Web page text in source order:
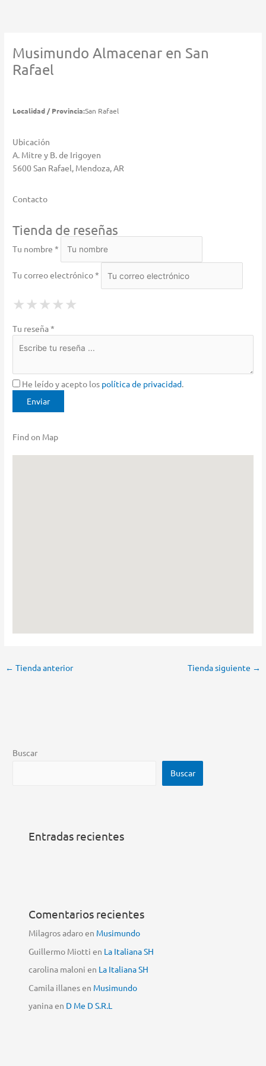
MusimundoAlmacenar en San
Rafael
Localidad / Provincia:San Rafael
Ubicación
A. Mitre y B. de Irigoyen
5600 San Rafael, Mendoza, AR
Contacto
Tienda de reseñas
Tu nombre *
Tu correo electrónico *
★ 1 Star
★ ★ 2 Stars
★ ★ ★ 3 Stars
★ ★ ★ ★ 4 Stars
★ ★ ★ ★ ★
Tu reseña *
He leído y acepto los política de privacidad.
Find on Map
← Tienda anterior Tienda siguiente →
Buscar
Buscar
Entradas recientes
Comentarios recientes
Milagros adaroen Musimundo
Guillermo Miotti en La Italiana SH
carolina maloni en La Italiana SH
Camila illanesen Musimundo
yaninaen D Me D S.R.L